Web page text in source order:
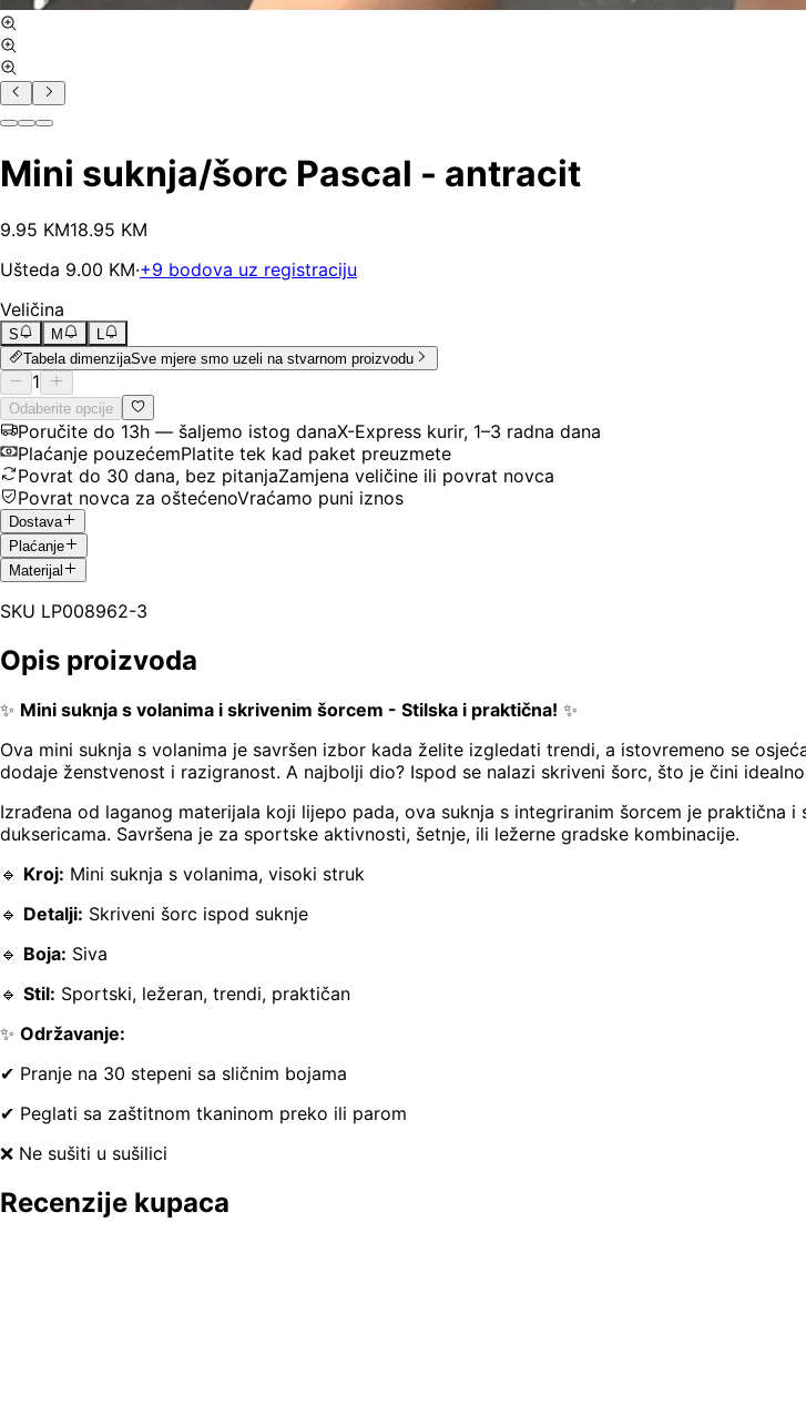
Mini suknja/šorc Pascal - antracit
9.95 KM18.95 KM
Ušteda 9.00 KM·+9 bodova uz registraciju
Veličina
S M
L
Tabela dimenzijaSve mjere smo uzeli na stvarnom proizvodu
1
Odaberite opcije
Poručite do 13h — šaljemo istog danaX-Express kurir, 1–3 radna dana
Plaćanje pouzećemPlatite tek kad paket preuzmete
Povrat do 30 dana, bez pitanjaZamjena veličine ili povrat novca
Povrat novca za oštećenoVraćamo puni iznos
Dostava
Plaćanje
Materijal
SKU LP008962-3
Opis proizvoda
✨ Mini suknja s volanima i skrivenim šorcem - Stilska i praktična! ✨
Ova mini suknja s volanima je savršen izbor kada želite izgledati trendi, a istovremeno se
dodaje ženstvenost i razigranost. A najbolji dio? Ispod se nalazi skriveni šorc, što je čini
Izrađena od laganog materijala koji lijepo pada, ova suknja s integriranim šorcem je
duksericama. Savršena je za sportske aktivnosti, šetnje, ili ležerne gradske kombinacije.
🔹 Kroj: Mini suknja s volanima, visoki struk
🔹 Detalji: Skriveni šorc ispod suknje
🔹 Boja: Siva
🔹 Stil: Sportski, ležeran, trendi, praktičan
✨ Održavanje:
✔ Pranje na 30 stepeni sa sličnim bojama
✔ Peglati sa zaštitnom tkaninom preko ili parom
❌ Ne sušiti u sušilici
Recenzije kupaca